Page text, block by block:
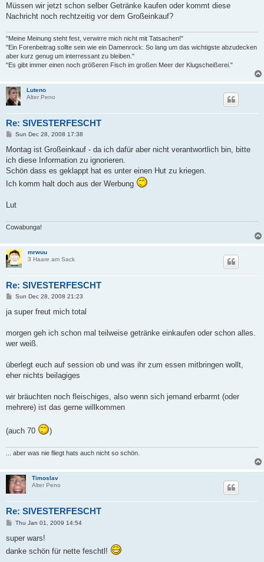
Müssen wir jetzt schon selber Getränke kaufen oder kommt diese
Nachricht noch rechtzeitig vor dem Großeinkauf?
"Meine Meinung steht fest, verwirre mich nicht mit Tatsachen!"
"Ein Forenbeitrag sollte sein wie ein Damenrock: So lang um das wichtigste abzudecken
aber kurz genug um interressant zu bleiben."
"Es gibt immer einen noch größeren Fisch im großen Meer der Klugscheißerei."
Luteno
Alter Peno
Re: SIVESTERFESCHT
P
s
Sun Dec 28, 2008 17:38
Montag ist Großeinkauf - da ich dafür aber nicht verantwortlich bin, bitte
ich diese Information zu ignorieren.
Schön dass es geklappt hat es unter einen Hut zu kriegen.
Ich komm halt doch aus der Werbung
Lut
Cowabunga!
mrwuu
3 Haare am Sack
Re: SIVESTERFESCHT
P
s
Sun Dec 28, 2008 21:23
ja super freut mich total
morgen geh ich schon mal teilweise getränke einkaufen oder schon alles.
wer weiß.
überlegt euch auf session ob und was ihr zum essen mitbringen wollt,
eher nichts beilagiges
wir bräuchten noch fleischiges, also wenn sich jemand erbarmt (oder
mehrere) ist das gerne willkommen
(auch 70 )
... aber was nie fliegt hats auch nicht so schön.
Timoslav
Alter Peno
Re: SIVESTERFESCHT
P
s
t
Thu Jan 01, 2009 14:54
super wars!
danke schön für nette feschtl!